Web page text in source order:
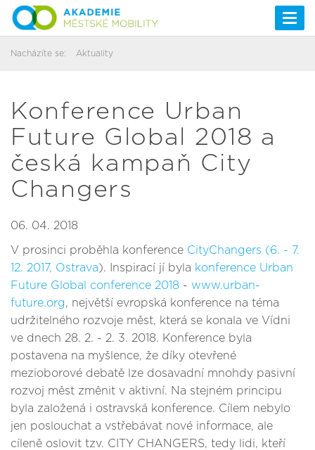
Nacházíte se: Aktuality
Konference Urban
Future Global 2018 a
česká kampaň City
Changers
06. 04. 2018
V prosinci proběhla konference CityChangers (6. - 7.
12. 2017, Ostrava). Inspirací jí byla konference Urban
Future Global conference 2018 - www.urban-
future.org, největší evropská konference na téma
udržitelného rozvoje měst, která se konala ve Vídni
ve dnech 28. 2. - 2. 3. 2018. Konference byla
postavena na myšlence, že díky otevřené
mezioborové debatě lze dosavadní mnohdy pasivní
rozvoj měst změnit v aktivní. Na stejném principu
byla založená i ostravská konference. Cílem nebylo
jen poslouchat a vstřebávat nové informace, ale
cíleně oslovit tzv. CITY CHANGERS, tedy lidi, kteří